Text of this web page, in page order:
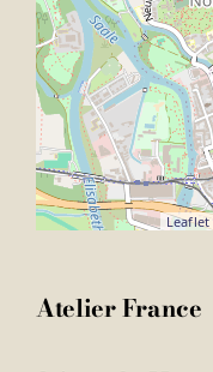
Leaflet
Atelier France